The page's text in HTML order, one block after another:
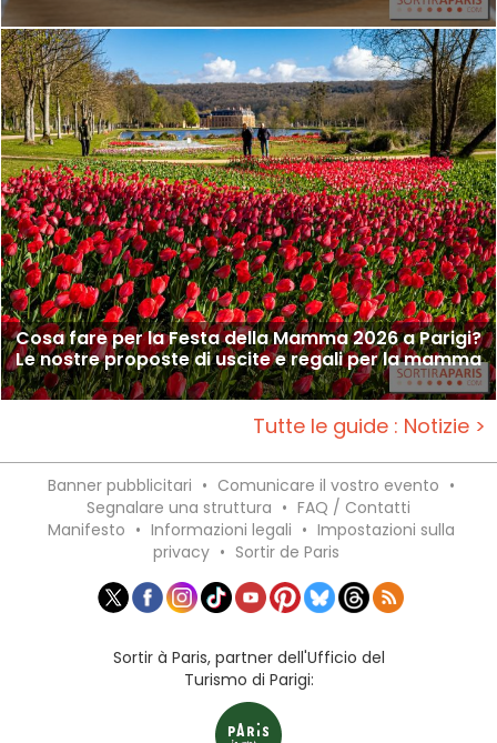
Cosa fare per la Festa della Mamma 2026 a Parigi?
Le nostre proposte di uscite e regali per la mamma
Tutte le guide : Notizie >
Banner pubblicitari • Comunicare il vostro evento •
Segnalare una struttura • FAQ / Contatti
Manifesto • Informazioni legali • Impostazioni sulla
privacy • Sortir de Paris
Sortir à Paris, partner dell'Ufficio del
Turismo di Parigi: